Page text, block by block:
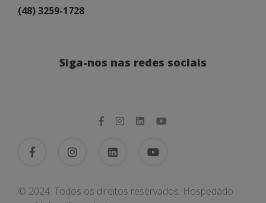
(48) 3259-1728
Siga-nos nas redes sociais
© 2024. Todos os direitos reservados. Hospedado